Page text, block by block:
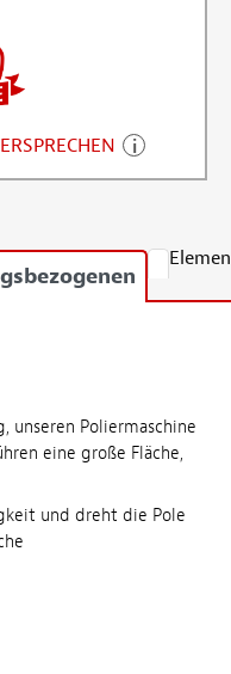
unseren Poliermaschine
eine große Fläche,
und dreht die Pole